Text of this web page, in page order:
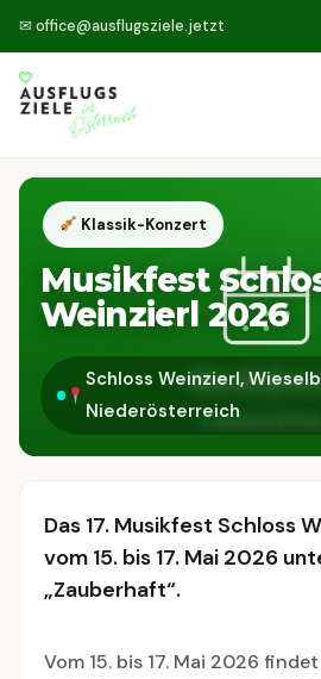
✉ office@ausflugsziele.jetzt
Klassik-Konzert
Musikfest
Weinzierl 2026
Schloss Weinzierl,
Niederösterreich
Das 17. Musikfest Schloss
vom 15. bis 17. Mai 2026
„Zauberhaft“.
Vom 15. bis 17. Mai 2026